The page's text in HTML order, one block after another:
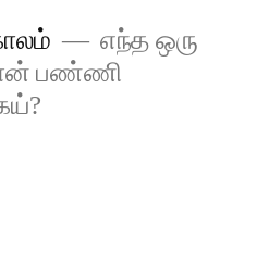
எந்த ஒரு
பண்ணி